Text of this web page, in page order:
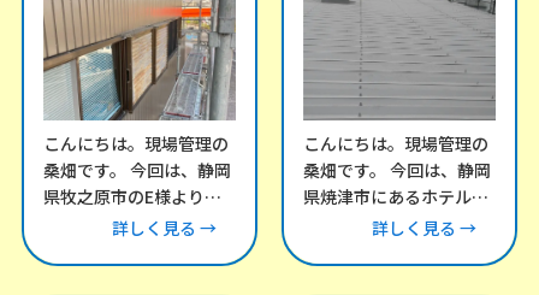
こんにちは。現場管理の
桑畑です。 今回は、静岡
県牧之原市のE様より、
外壁のメンテナンスにつ
詳しく見る →
こんにちは。現場管理の
桑畑です。 今回は、静岡
県焼津市にあるホテル棟
にて、折半屋根の改修工
詳しく見る →